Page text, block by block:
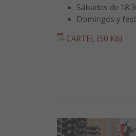
Sábados de
Domingos y
CARTEL (50 Kb)